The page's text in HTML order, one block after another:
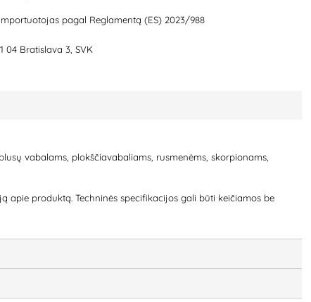
pagal Reglamentą (ES) 2023/988
04 Bratislava 3, SVK
vabalams, plokščiavabaliams, rusmenėms, skorpionams,
apie produktą. Techninės specifikacijos gali būti keičiamos be